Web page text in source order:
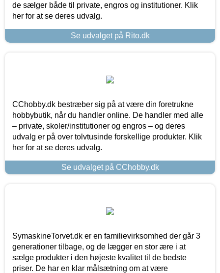
de sælger både til private, engros og institutioner. Klik
her for at se deres udvalg.
Se udvalget på Rito.dk
CChobby.dk bestræber sig på at være din foretrukne
hobbybutik, når du handler online. De handler med alle
– private, skoler/institutioner og engros – og deres
udvalg er på over tolvtusinde forskellige produkter. Klik
her for at se deres udvalg.
Se udvalget på CChobby.dk
SymaskineTorvet.dk er en familievirksomhed der går 3
generationer tilbage, og de lægger en stor ære i at
sælge produkter i den højeste kvalitet til de bedste
priser. De har en klar målsætning om at være